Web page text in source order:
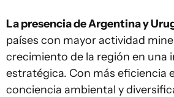
La presencia de Argentina y
países con mayor actividad
crecimiento de la región en una
estratégica. Con más eficiencia
conciencia ambiental y